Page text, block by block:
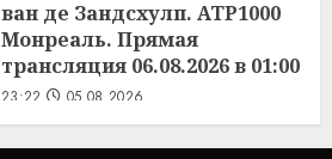
1:14 06.08.2026
ван де Зандсхулп. ATP1000
Монреаль. Прямая
трансляция 06.08.2026 в 01:00
23:22 05.08.2026